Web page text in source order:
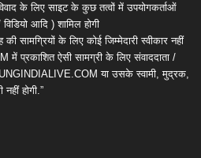
के लिए साइट के कुछ तत्वों में उपयोगकर्ताओं
आदि ) शामिल होगी
के लिए कोई जिम्मेदारी स्वीकार नहीं
प्रकाशित ऐसी सामग्री के लिए संवाददाता /
या उसके स्वामी, मुद्रक,
होगी.”